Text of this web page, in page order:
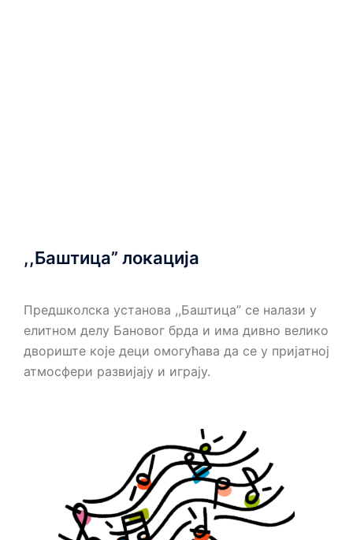
,,Баштица” локација
Предшколска установа ,,Баштица” се налази у
елитном делу Бановог брда и има дивно велико
двориште које деци омогућава да се у пријатној
атмосфери развијају и играју.